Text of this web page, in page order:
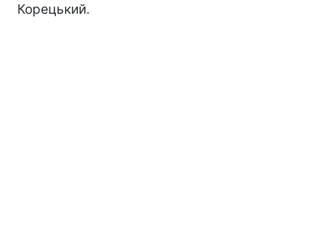
Корецький.